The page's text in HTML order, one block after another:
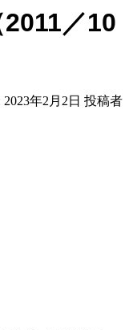
／10
年2月2日 投稿者